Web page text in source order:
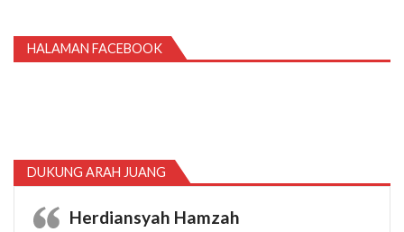
HALAMAN FACEBOOK
DUKUNG ARAH JUANG
Herdiansyah Hamzah